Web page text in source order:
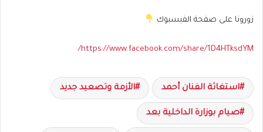
زورونا على صفحة الفيسبوك
https://www.facebook.com/share/1D4HTksdYM/
استغاثة الفنان أحمد الأزمة وتصعيد جديد
صيام بوزارة الداخلية بعد